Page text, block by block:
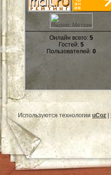
Онлайн всего: 5
Гостей: 5
Пользователей: 0
Используются технологии uCoz